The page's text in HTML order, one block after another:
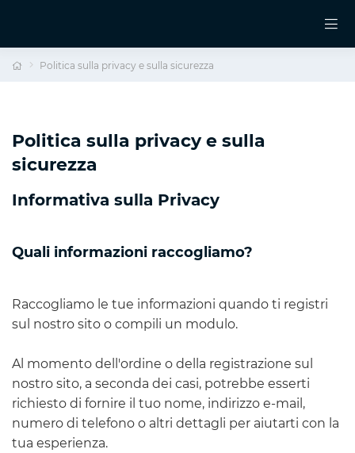
Politica sulla privacy e sulla sicurezza
Politica sulla privacy e sulla
sicurezza
Informativa sulla Privacy
Quali informazioni raccogliamo?
Raccogliamo le tue informazioni quando ti registri
sul nostro sito o compili un modulo.
Al momento dell'ordine o della registrazione sul
nostro sito, a seconda dei casi, potrebbe esserti
richiesto di fornire il tuo nome, indirizzo e-mail,
numero di telefono o altri dettagli per aiutarti con la
tua esperienza.